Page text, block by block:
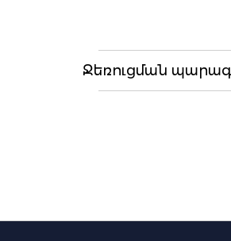
Ջեռուցման